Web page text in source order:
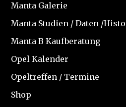
Manta Galerie
Manta Studien / Daten /
Manta B Kaufberatung
Opel Kalender
Opeltreffen / Termine
Shop